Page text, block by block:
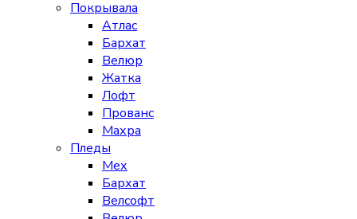
Покрывала
Атлас
Бархат
Велюр
Жатка
Лофт
Прованс
Махра
Пледы
Мех
Бархат
Велсофт